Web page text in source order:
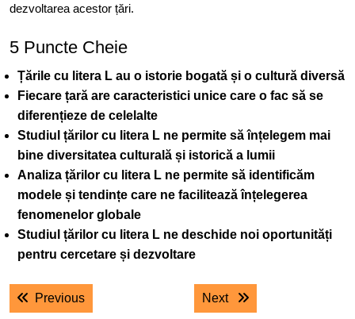
dezvoltarea acestor țări.
5 Puncte Cheie
Țările cu litera L au o istorie bogată și o cultură diversă
Fiecare țară are caracteristici unice care o fac să se
diferențieze de celelalte
Studiul țărilor cu litera L ne permite să înțelegem mai
bine diversitatea culturală și istorică a lumii
Analiza țărilor cu litera L ne permite să identificăm
modele și tendințe care ne facilitează înțelegerea
fenomenelor globale
Studiul țărilor cu litera L ne deschide noi oportunități
pentru cercetare și dezvoltare
Navigare
în
PreviousPrevious post: Next Next post: